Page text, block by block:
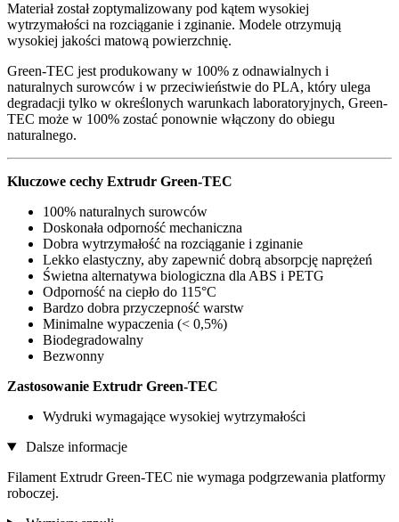
Materiał został zoptymalizowany pod kątem wysokiej
wytrzymałości na rozciąganie i zginanie. Modele otrzymują
wysokiej jakości matową powierzchnię.
Green-TEC jest produkowany w 100% z odnawialnych i
naturalnych surowców i w przeciwieństwie do PLA, który ulega
degradacji tylko w określonych warunkach laboratoryjnych, Green-
TEC może w 100% zostać ponownie włączony do obiegu
naturalnego.
Kluczowe cechy Extrudr Green-TEC
100% naturalnych surowców
Doskonała odporność mechaniczna
Dobra wytrzymałość na rozciąganie i zginanie
Lekko elastyczny, aby zapewnić dobrą absorpcję naprężeń
Świetna alternatywa biologiczna dla ABS i PETG
Odporność na ciepło do 115°C
Bardzo dobra przyczepność warstw
Minimalne wypaczenia (< 0,5%)
Biodegradowalny
Bezwonny
Zastosowanie Extrudr Green-TEC
Wydruki wymagające wysokiej wytrzymałości
Dalsze informacje
Filament Extrudr Green-TEC nie wymaga podgrzewania platformy
roboczej.